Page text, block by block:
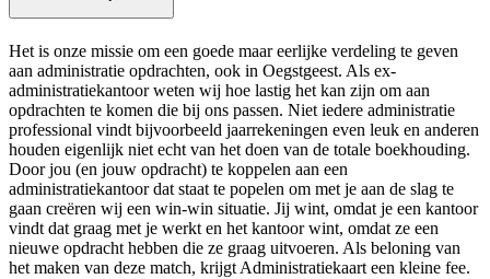
Het is onze missie om een goede maar eerlijke verdeling te geven
aan administratie opdrachten, ook in Oegstgeest. Als ex-
administratiekantoor weten wij hoe lastig het kan zijn om aan
opdrachten te komen die bij ons passen. Niet iedere administratie
professional vindt bijvoorbeeld jaarrekeningen even leuk en anderen
houden eigenlijk niet echt van het doen van de totale boekhouding.
Door jou (en jouw opdracht) te koppelen aan een
administratiekantoor dat staat te popelen om met je aan de slag te
gaan creëren wij een win-win situatie. Jij wint, omdat je een kantoor
vindt dat graag met je werkt en het kantoor wint, omdat ze een
nieuwe opdracht hebben die ze graag uitvoeren. Als beloning van
het maken van deze match, krijgt Administratiekaart een kleine fee.